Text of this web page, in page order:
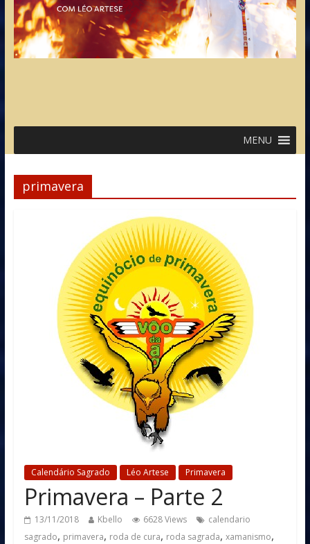
MENU
primavera
Calendário Sagrado Léo Artese Primavera
Primavera – Parte 2
13/11/2018 Kbello 6628 Views
calendario
sagrado, primavera, roda de cura, roda sagrada, xamanismo,